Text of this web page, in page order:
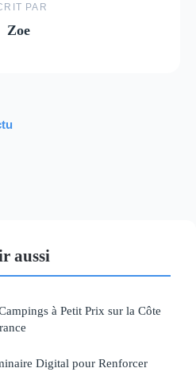
PAR
Zoe
aussi
à Petit Prix sur la Côte
Digital pour Renforcer